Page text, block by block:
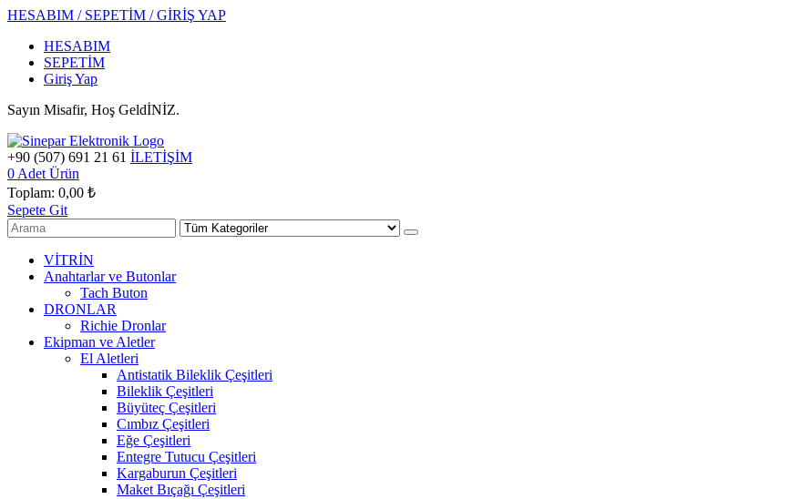
HESABIM / SEPETİM / GİRİŞ YAP
HESABIM
SEPETİM
Giriş Yap
Sayın Misafir, Hoş GeldİNİZ.
+90 (507) 691 21 61 İLETİŞİM
0 Adet Ürün
Toplam: 0,00 ₺
Sepete Git
VİTRİN
Anahtarlar ve Butonlar
Tach Buton
DRONLAR
Richie Dronlar
Ekipman ve Aletler
El Aletleri
Antistatik Bileklik Çeşitleri
Bileklik Çeşitleri
Büyüteç Çeşitleri
Cımbız Çeşitleri
Eğe Çeşitleri
Entegre Tutucu Çeşitleri
Kargaburun Çeşitleri
Maket Bıçağı Çeşitleri